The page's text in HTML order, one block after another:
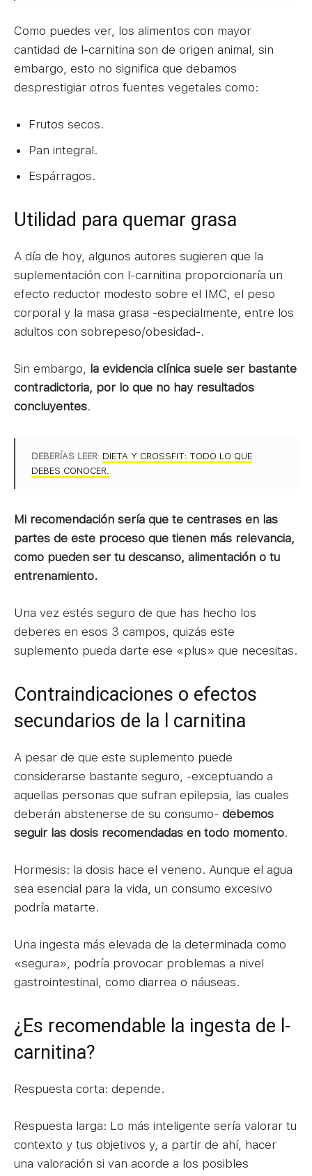
Como puedes ver, los alimentos con mayor
cantidad de l-carnitina son de origen animal, sin
embargo, esto no significa que debamos
desprestigiar otros fuentes vegetales como:
Frutos secos.
Pan integral.
Espárragos.
Utilidad para quemar grasa
A día de hoy, algunos autores sugieren que la
suplementación con l-carnitina proporcionaría un
efecto reductor modesto sobre el IMC, el peso
corporal y la masa grasa -especialmente, entre los
adultos con sobrepeso/obesidad-.
Sin embargo, la evidencia clínica suele ser bastante
contradictoria, por lo que no hay resultados
concluyentes.
DEBERÍAS LEER: DIETA Y CROSSFIT: TODO LO QUE
DEBES CONOCER.
Mi recomendación sería que te centrases en las
partes de este proceso que tienen más relevancia,
como pueden ser tu descanso, alimentación o tu
entrenamiento.
Una vez estés seguro de que has hecho los
deberes en esos 3 campos, quizás este
suplemento pueda darte ese «plus» que necesitas.
Contraindicaciones o efectos
secundarios de la l carnitina
A pesar de que este suplemento puede
considerarse bastante seguro, -exceptuando a
aquellas personas que sufran epilepsia, las cuales
deberán abstenerse de su consumo- debemos
seguir las dosis recomendadas en todo momento.
Hormesis: la dosis hace el veneno. Aunque el agua
sea esencial para la vida, un consumo excesivo
podría matarte.
Una ingesta más elevada de la determinada como
«segura», podría provocar problemas a nivel
gastrointestinal, como diarrea o náuseas.
¿Es recomendable la ingesta de l-
carnitina?
Respuesta corta: depende.
Respuesta larga: Lo más inteligente sería valorar tu
contexto y tus objetivos y, a partir de ahí, hacer
una valoración si van acorde a los posibles